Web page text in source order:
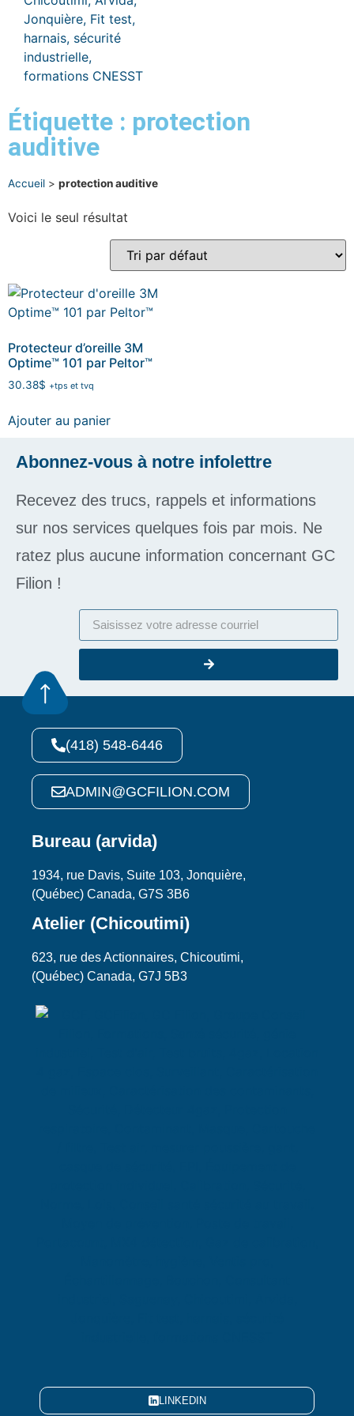
Étiquette : protection
auditive
Accueil > protection auditive
Voici le seul résultat
Protecteur d’oreille 3M
Optime™ 101 par Peltor™
30.38$ +tps et tvq
Ajouter au panier
Abonnez-vous à notre infolettre
Recevez des trucs, rappels et informations
sur nos services quelques fois par mois. Ne
ratez plus aucune information concernant GC
Filion !
(418) 548-6446
ADMIN@GCFILION.COM
Bureau (arvida)
1934, rue Davis, Suite 103, Jonquière,
(Québec) Canada, G7S 3B6
Atelier (Chicoutimi)
623, rue des Actionnaires, Chicoutimi,
(Québec) Canada, G7J 5B3
LINKEDIN